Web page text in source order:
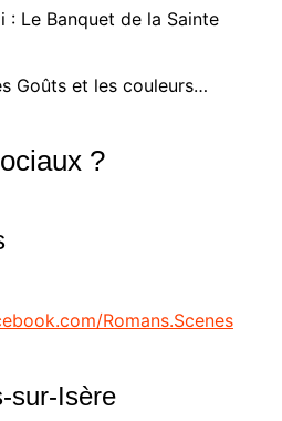
: Le Banquet de la Sainte
Goûts et les couleurs…
?
Romans.Scenes
sur-Isère